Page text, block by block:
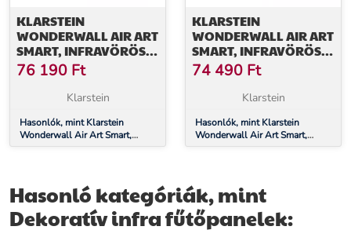
KLARSTEIN
WONDERWALL AIR ART
SMART, INFRAVÖRÖS
HŐSUGÁRZÓ, 120 X 60
CM, 700 W, VIRÁG
76 190 Ft
Klarstein
Hasonlók, mint Klarstein
Wonderwall Air Art Smart,
infravörös hősugárzó, 120 x 60
KLARSTEIN
WONDERWALL AIR ART
SMART, INFRAVÖRÖS
HŐSUGÁRZÓ, 120 X 60
CM, 700 W, ZÖLD LEVÉL
74 490 Ft
Klarstein
Hasonlók, mint Klarstein
Wonderwall Air Art Smart,
infravörös hősugárzó, 120 x 60
Hasonló kategóriák, mint
Dekoratív infra fűtőpanelek: